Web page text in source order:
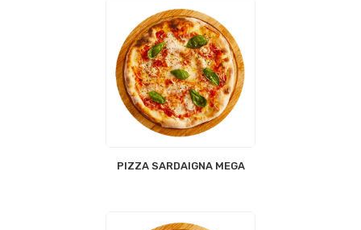
PIZZA SARDAIGNA MEGA